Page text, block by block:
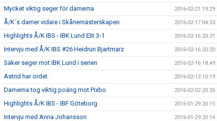
Mycket viktig seger för damerna 2016-02-21 19:29
Å/K´s damer vidare i Skånemästerskapen 2016-02-17 04:53
Highlights Å/K IBS - IBK Lund Elit 3-1 2016-02-16 20:21
Intervju med Å/K IBS #26 Heidrun Bjartmarz 2016-02-16 20:20
Säker seger mot IBK Lund i serien 2016-02-16 18:49
Astrid har ordet 2016-02-13 10:19
Damerna tog viktig poäng mot Pixbo 2016-02-02 20:26
Highlights Å/K IBS - IBF Göteborg 2016-01-29 20:15
Intervju med Anna Johansson 2016-01-29 20:14